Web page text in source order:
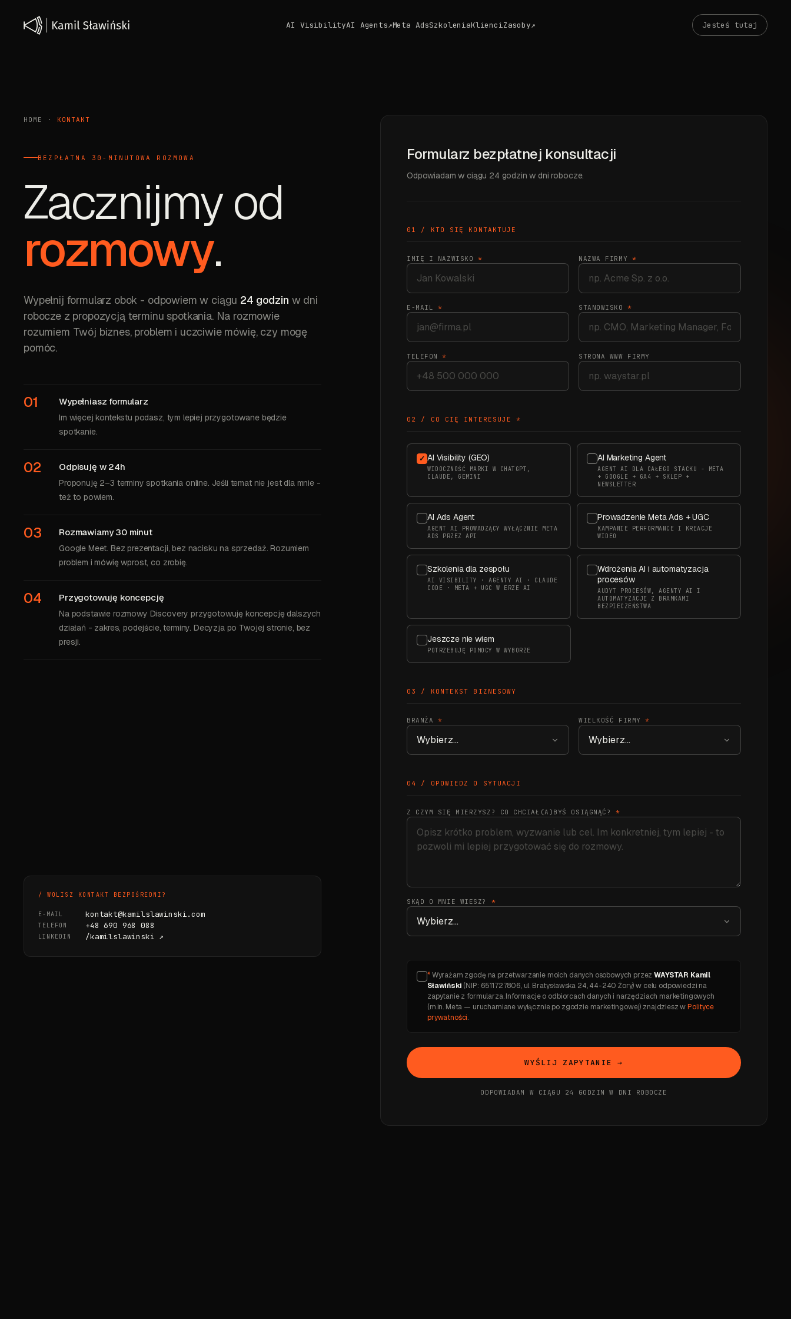
AI VisibilityAI Agents↗Meta AdsSzkoleniaKlienciZasoby↗ Jesteś tutaj
HOME · KONTAKT
BEZPŁATNA 30-MINUTOWA ROZMOWA
Zacznijmy od
rozmowy.
Wypełnij formularz obok - odpowiem w ciągu 24 godzin w dni
robocze z propozycją terminu spotkania. Na rozmowie
rozumiem Twój biznes, problem i uczciwie mówię, czy mogę
pomóc.
01 Wypełniasz formularz
Im więcej kontekstu podasz, tym lepiej przygotowane będzie
spotkanie.
02 Odpisuję w 24h
Proponuję 2–3 terminy spotkania online. Jeśli temat nie jest dla mnie -
też to powiem.
03 Rozmawiamy 30 minut
Google Meet. Bez prezentacji, bez nacisku na sprzedaż. Rozumiem
problem i mówię wprost, co zrobię.
04 Przygotowuję koncepcję
Na podstawie rozmowy Discovery przygotowuję koncepcję dalszych
działań - zakres, podejście, terminy. Decyzja po Twojej stronie, bez
presji.
Formularz bezpłatnej konsultacji
Odpowiadam w ciągu 24 godzin w dni robocze.
01 / KTO SIĘ KONTAKTUJE
IMIĘ I NAZWISKO *
E-MAIL *
TELEFON*
NAZWA FIRMY *
STANOWISKO*
STRONA WWW FIRMY
02 / CO CIĘ INTERESUJE*
AI Visibility (GEO)
WIDOCZNOŚĆ MARKI W CHATGPT,
CLAUDE, GEMINI
AI Marketing Agent
AGENT AI DLA CAŁEGO STACKU - META
+ GOOGLE + GA4 + SKLEP +
NEWSLETTER
AI Ads Agent
AGENT AI PROWADZĄCY WYŁĄCZNIE META
ADS PRZEZ API
Prowadzenie Meta Ads + UGC
KAMPANIE PERFORMANCE I KREACJE
WIDEO
Szkolenia dla zespołu
AI VISIBILITY · AGENTY AI · CLAUDE
CODE · META + UGC W ERZE AI
Wdrożenia AI i automatyzacja
procesów
AUDYT PROCESÓW, AGENTY AI I
AUTOMATYZACJE Z BRAMKAMI
BEZPIECZEŃSTWA
Jeszcze nie wiem
POTRZEBUJĘ POMOCY W WYBORZE
03 / KONTEKST BIZNESOWY
BRANŻA * WIELKOŚĆ FIRMY*
04 / OPOWIEDZ O SYTUACJI
Z CZYM SIĘ MIERZYSZ? CO CHCIAŁ(A)BYŚ OSIĄGNĄĆ? *
SKĄD O MNIE WIESZ? *
*Wyrażam zgodę na przetwarzanie moich danych osobowych przezWAYSTAR Kamil
Sławiński (NIP: 6511727806, ul. Bratysławska 24, 44-240 Żory) w celu odpowiedzi na
zapytanie z formularza. Informacje o odbiorcach danych i narzędziach marketingowych
(m.in. Meta — uruchamiane wyłącznie po zgodzie marketingowej) znajdziesz wPolityce
prywatności.
WYŚLIJ ZAPYTANIE →
ODPOWIADAM W CIĄGU 24 GODZIN W DNI ROBOCZE
/ WOLISZ KONTAKT BEZPOŚREDNI?
E-MAIL kontakt@kamilslawinski.com
TELEFON +48 690 968 088
LINKEDIN /kamilslawinski ↗